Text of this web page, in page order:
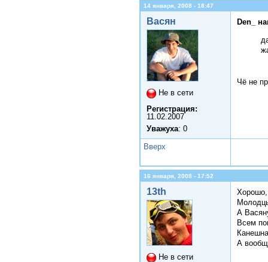
14 января, 2008 - 18:47
Васян
Не в сети
Регистрация:
11.02.2007
Уважуха: 0
Den_
Чё не
Вверх
16 января, 2008 - 17:52
13th
Не в сети
А
Всем
А